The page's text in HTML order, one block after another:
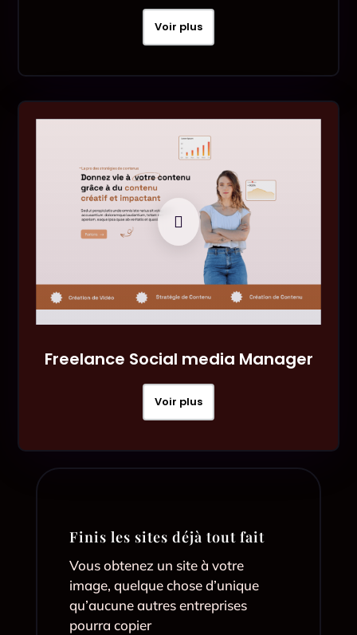
Voir plus

Freelance Social media Manager
Voir plus
Finis les sites déjà tout fait
Vous obtenez un site à votre
image, quelque chose d’unique
qu’aucune autres entreprises
pourra copier